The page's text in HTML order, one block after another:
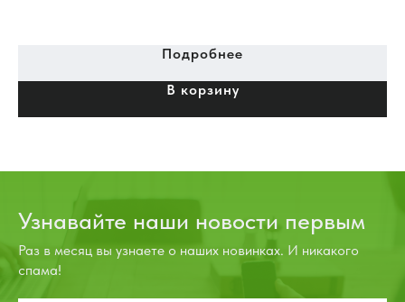
Подробнее
В корзину
Узнавайте наши новости первым
Раз в месяц вы узнаете о наших новинках. И никакого
спама!